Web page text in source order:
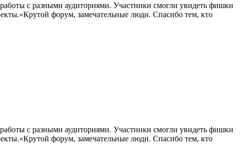
с разными аудиториями. Участники смогли увидеть фишки
форум, замечательные люди. Спасибо тем, кто
с разными аудиториями. Участники смогли увидеть фишки
форум, замечательные люди. Спасибо тем, кто